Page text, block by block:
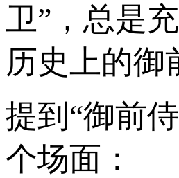
卫”，总是
历史上的御
提到“御前
个场面：